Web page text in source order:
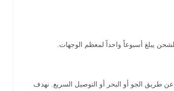
طريق الجو أو البحر أو التوصيل السريع. نهدف